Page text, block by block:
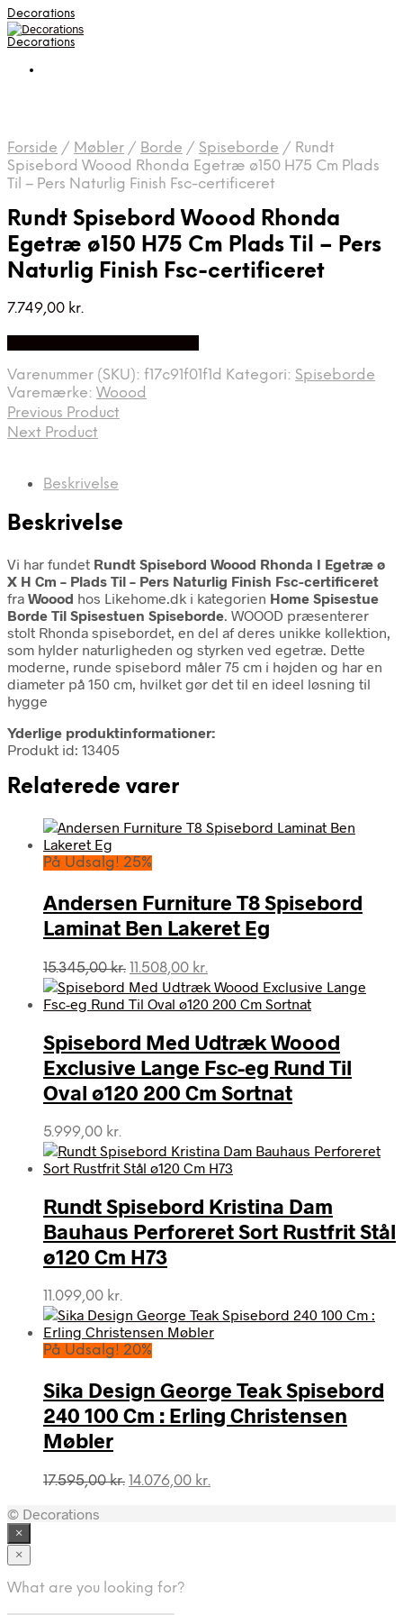
Decorations
Decorations
Forside / Møbler / Borde / Spiseborde / Rundt
Spisebord Woood Rhonda Egetræ ø150 H75 Cm Plads
Til – Pers Naturlig Finish Fsc-certificeret
Rundt Spisebord Woood Rhonda
Egetræ ø150 H75 Cm Plads Til – Pers
Naturlig Finish Fsc-certificeret
7.749,00 kr.
Varenummer (SKU): f17c91f01f1d Kategori: Spiseborde
Varemærke: Woood
Previous Product
Next Product
Beskrivelse
Beskrivelse
Vi har fundet Rundt Spisebord Woood Rhonda I Egetræ ø
X H Cm – Plads Til – Pers Naturlig Finish Fsc-certificeret
fra Woood hos Likehome.dk i kategorien Home Spisestue
Borde Til Spisestuen Spiseborde. WOOOD præsenterer
stolt Rhonda spisebordet, en del af deres unikke kollektion,
som hylder naturligheden og styrken ved egetræ. Dette
moderne, runde spisebord måler 75 cm i højden og har en
diameter på 150 cm, hvilket gør det til en ideel løsning til
hygge
Yderlige produktinformationer:
Produkt id: 13405
Relaterede varer
På Udsalg! 25%
Andersen Furniture T8 Spisebord
Laminat Ben Lakeret Eg
15.345,00kr. Den
oprindelige
pris
15.345,00 kr..
11.508,00 kr.
aktuelle
pris
11.508,00 kr..
Spisebord Med Udtræk Woood
Exclusive Lange Fsc-eg Rund Til
Oval ø120 200 Cm Sortnat
5.999,00 kr.
Rundt Spisebord Kristina Dam
Bauhaus Perforeret Sort Rustfrit Stål
ø120 Cm H73
11.099,00 kr.
På Udsalg! 20%
Sika Design George Teak Spisebord
240 100 Cm : Erling Christensen
Møbler
17.595,00kr. Den
14.076,00 kr.
© Decorations
×
×
What are you looking for?